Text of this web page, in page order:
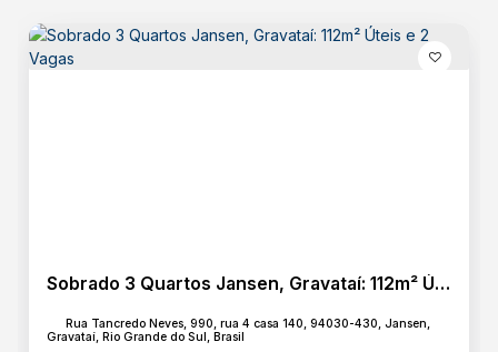
Sobrado 3 Quartos Jansen, Gravataí: 112m² Úteis e 2 Vagas
Rua Tancredo Neves, 990, rua 4 casa 140, 94030-430, Jansen,
Gravataí, Rio Grande do Sul, Brasil